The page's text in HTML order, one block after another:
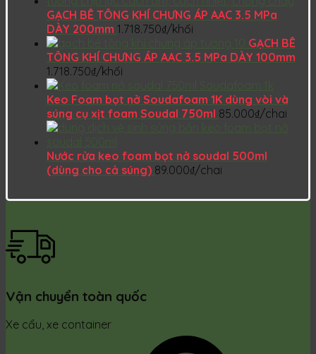
GẠCH BÊ TÔNG KHÍ CHƯNG ÁP AAC 3.5 MPa
DÀY 200mm 1.718.750₫/khối
GẠCH BÊ
TÔNG KHÍ CHƯNG ÁP AAC 3.5 MPa DÀY 100mm
1.718.750₫/khối
Keo Foam bọt nở Soudafoam 1K dùng vòi và
súng cụ xịt foam Soudal 750ml 85.000₫/chai
Nước rửa keo foam bọt nở soudal 500ml
(dùng cho cả súng) 89.000₫/chai
Vận chuyển toàn quốc
Xe cẩu, xe container